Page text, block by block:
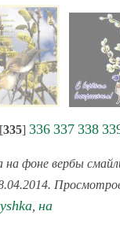
335] 336 337 338
на фоне вербы
на